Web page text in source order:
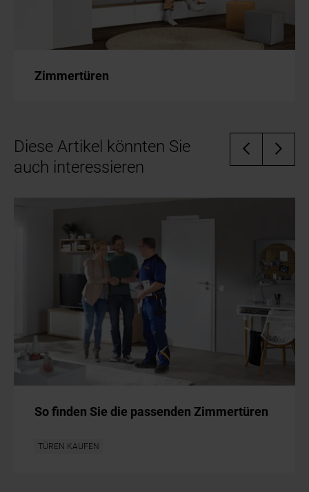
Zimmertüren
Diese Artikel könnten Sie
auch interessieren
So finden Sie die passenden Zimmertüren
TÜREN KAUFEN